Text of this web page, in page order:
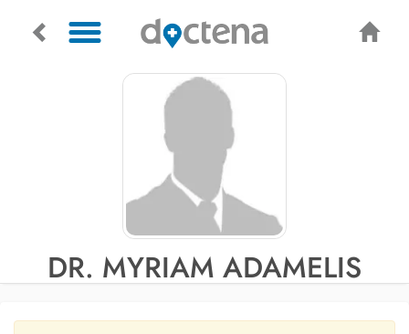
DR. MYRIAM ADAMELIS